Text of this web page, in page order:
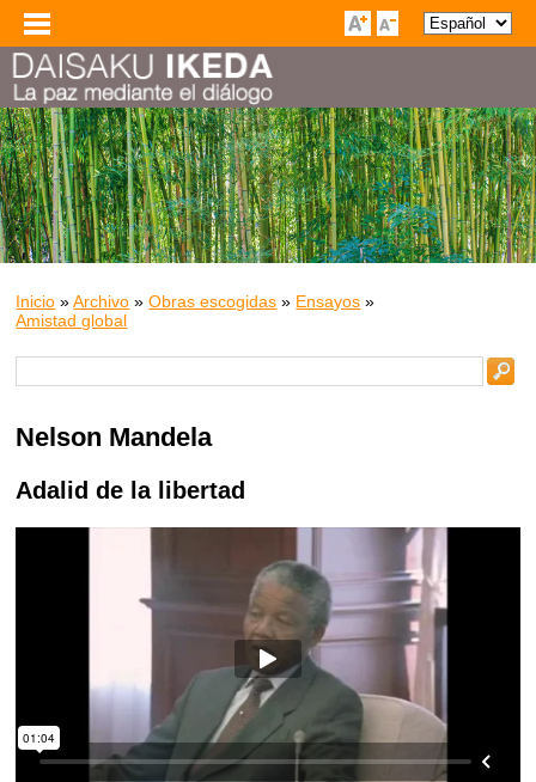
Inicio »Archivo »Obras escogidas » Ensayos »
Amistad global
Nelson Mandela
Adalid de la libertad